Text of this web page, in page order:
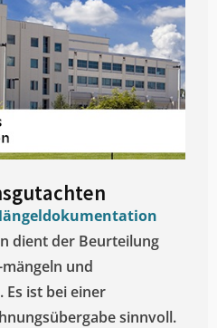
dient der Beurteilung
und
Es ist bei einer
sinnvoll.